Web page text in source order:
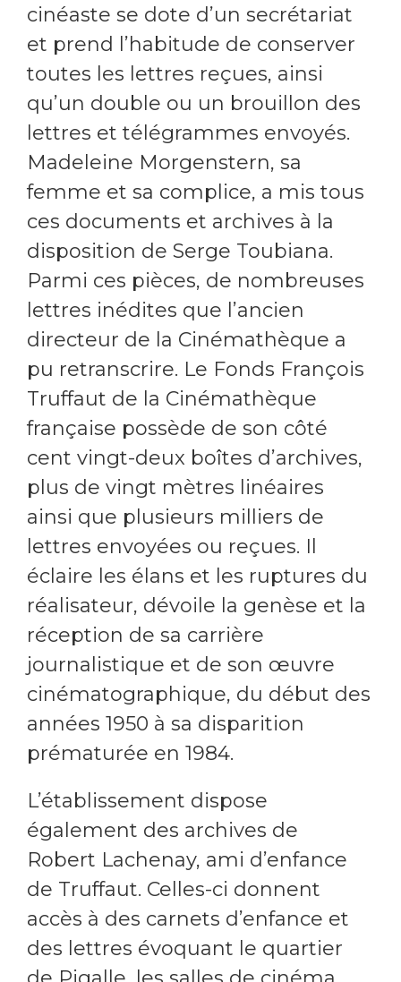
cinéaste se dote d’un secrétariat
et prend l’habitude de conserver
toutes les lettres reçues, ainsi
qu’un double ou un brouillon des
lettres et télégrammes envoyés.
Madeleine Morgenstern, sa
femme et sa complice, a mis tous
ces documents et archives à la
disposition de Serge Toubiana.
Parmi ces pièces, de nombreuses
lettres inédites que l’ancien
directeur de la Cinémathèque a
pu retranscrire. Le Fonds François
Truffaut de la Cinémathèque
française possède de son côté
cent vingt-deux boîtes d’archives,
plus de vingt mètres linéaires
ainsi que plusieurs milliers de
lettres envoyées ou reçues. Il
éclaire les élans et les ruptures du
réalisateur, dévoile la genèse et la
réception de sa carrière
journalistique et de son œuvre
cinématographique, du début des
années 1950 à sa disparition
prématurée en 1984.
L’établissement dispose
également des archives de
Robert Lachenay, ami d’enfance
de Truffaut. Celles-ci donnent
accès à des carnets d’enfance et
des lettres évoquant le quartier